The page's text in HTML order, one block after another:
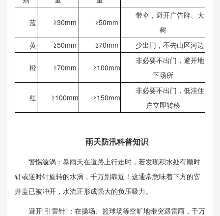
蓝 ≥30mm ≥50mm
带伞，避开广告牌、大
树
黄
≥50mm ≥70mm 少出门，不去山区河边
橙 ≥70mm ≥100mm
非必要不出门，避开地
下场所
红 ≥100mm ≥150mm
非必要不出门，低洼住
户立即转移
雨天防汛科普知识
警惕漩涡：暴雨天在道路上行走时，若发现积水处有顺时
针或逆时针旋转的水涡，千万别靠近！这通常意味着下方的窨
井盖已被冲开，水流正形成强大的负压吸力。
避开“引雷针”：在操场、篮球场等空旷地带突遇雷雨，千万